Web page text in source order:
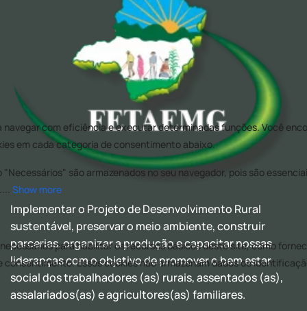
Implementar o Projeto de Desenvolvimento Rural
sustentável, preservar o meio ambiente, construir
parcerias, organizar a produção e capacitar nossas
lideranças com o objetivo de promover o bem estar
social dos trabalhadores (as) rurais, assentados (as),
assalariados(as) e agricultores(as) familiares.